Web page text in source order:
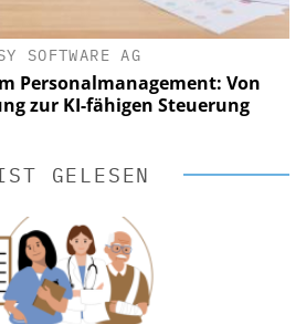
SOFTWARE AG
Personalmanagement: Von
zur KI-fähigen Steuerung
GELESEN